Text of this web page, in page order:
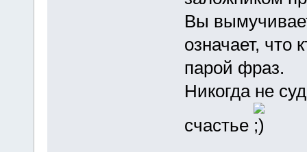
Вы
означает, что
парой фраз.
Никогда не
счастье